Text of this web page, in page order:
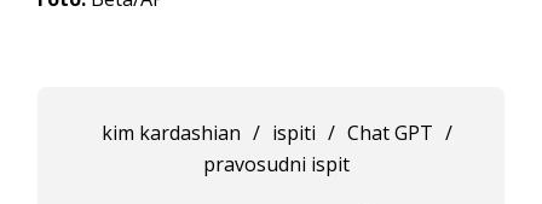
kim kardashian / ispiti / Chat GPT /
pravosudni ispit